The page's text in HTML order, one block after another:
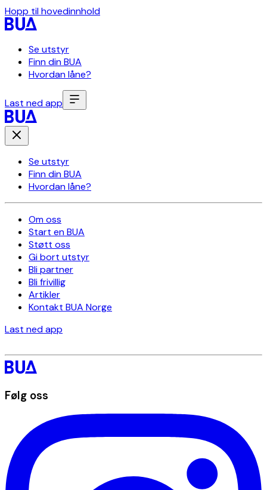
Hopp til hovedinnhold
Se utstyr
Finn din BUA
Hvordan låne?
Last ned app
Se utstyr
Finn din BUA
Hvordan låne?
Om oss
Start en BUA
Støtt oss
Gi bort utstyr
Bli partner
Bli frivillig
Artikler
Kontakt BUA Norge
Last ned app
Følg oss